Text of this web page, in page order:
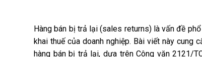
Hàng bán bị trả lại (sales returns) là vấn đề
khai thuế của doanh nghiệp. Bài viết này cung
hàng bán bị trả lại, dựa trên Công văn 2121/